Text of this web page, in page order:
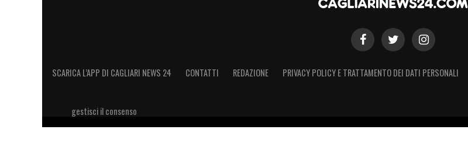
SCARICA L’APP DI CAGLIARI NEWS 24 CONTATTI REDAZIONE PRIVACY POLICY E TRATTAMENTO DEI DATI PERSONALI
gestisci il consenso